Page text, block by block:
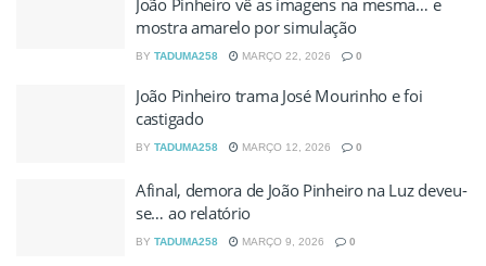
João Pinheiro vê as imagens na mesma… e
mostra amarelo por simulação
BY TADUMA258 MARÇO 22, 2026 0
João Pinheiro trama José Mourinho e foi
castigado
BY TADUMA258 MARÇO 12, 2026 0
Afinal, demora de João Pinheiro na Luz deveu-
se… ao relatório
BY TADUMA258 MARÇO 9, 2026 0